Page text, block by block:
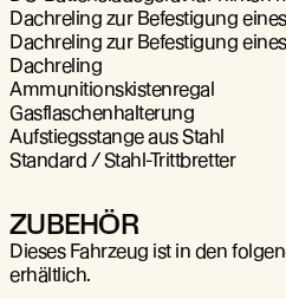
Dachreling zur Befestigung
Dachreling zur Befestigung
Dachreling
Ammunitionskistenregal
Gasflaschenhalterung
Aufstiegsstange aus Stahl
Standard / Stahl-Trittbretter
ZUBEHÖR
Dieses Fahrzeug ist in den
erhältlich.